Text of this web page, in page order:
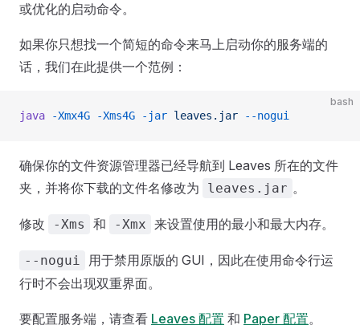
或优化的启动命令。
如果你只想找一个简短的命令来马上启动你的服务端的
话，我们在此提供一个范例：
bash
java -Xmx4G -Xms4G -jar leaves.jar --nogui
确保你的文件资源管理器已经导航到 Leaves 所在的文件
夹，并将你下载的文件名修改为
leaves.jar 。
修改 -Xms 和 -Xmx 来设置使用的最小和最大内存。
--nogui
用于禁用原版的 GUI，因此在使用命令行运
行时不会出现双重界面。
要配置服务端，请查看 Leaves 配置 和 Paper 配置。